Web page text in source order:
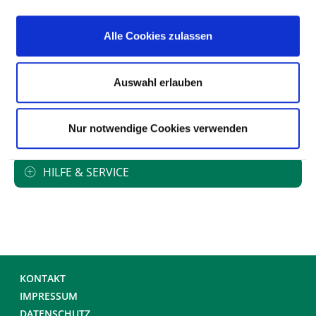
Alle Cookies zulassen
Auswahl erlauben
Nur notwendige Cookies verwenden
Mutter-Kind-Zimmer
Zwei-Bett-Zimmer
Zwei-Bett-Zimmer mit eigener Nasszelle
HILFE & SERVICE
KONTAKT
IMPRESSUM